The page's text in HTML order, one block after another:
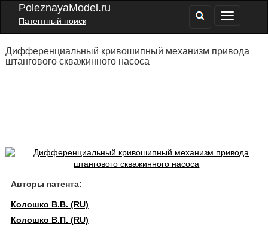
PoleznayaModel.ru
Патентный поиск
Дифференциальный кривошипный механизм привода
штангового скважинного насоса
Авторы патента:
Колошко В.В. (RU)
Колошко В.П. (RU)